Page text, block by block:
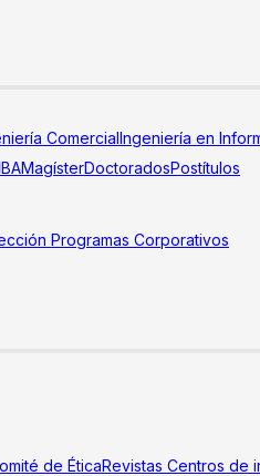
ComercialIngeniería en
MagísterDoctoradosPostítulos
Programas Corporativos
de ÉticaRevistas Centros de